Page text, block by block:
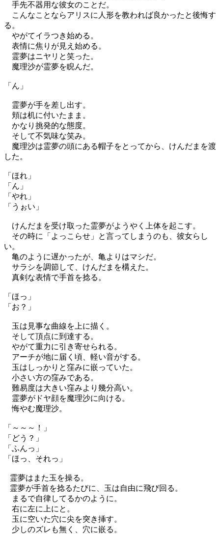
手先不器用な彼女のことだ。
こんなことならアリスに人形を教われば良かったと後悔す
る。
やがてイラつき始める。
表情に焦りが見え始める。
霊夢はニヤリと笑った。
魔理沙が霊夢を睨んだ。
「ん」
霊夢が手を差し出す。
頬は机に付いたまま。
かなり挑発的な態度。
そして不気味な笑み。
魔理沙は霊夢の頭にある帽子をとってから、けんだまを渡
した。
「ほれ」
「ん」
「やれ」
「うぉい」
けんだまを受け取った霊夢がようやく上体を起こす。
その時に「よっこらせ」と言ってしまうのも、彼女らし
い。
亀のように遅かったが、亀よりはマシだ。
サラシを調節して、けんだまを構えた。
真剣な表情で手首を捻る。
「ほっ」
「お？」
玉は見事な曲線を上に描く。
そして頂点に到達する。
やがて重力に引き寄せられる。
アーチが地に届く頃、軽い音がする。
玉はしっかりと窪みに嵌っていた。
小さい方の窪みである。
難易度は大きい窪みより幾分高い。
霊夢がドヤ顔を魔理沙に向ける。
悔やむ魔理沙。
「～～～！」
「どう？」
「ふんっ」
「ほっ、それっ」
霊夢はまた玉を操る。
霊夢が手首を捻るたびに、玉は自由に飛び回る。
まるで自律してるかのように。
右に左に上にと。
玉に空いた穴に尖を突き挿す。
少しのズレも無く、穴に嵌る。